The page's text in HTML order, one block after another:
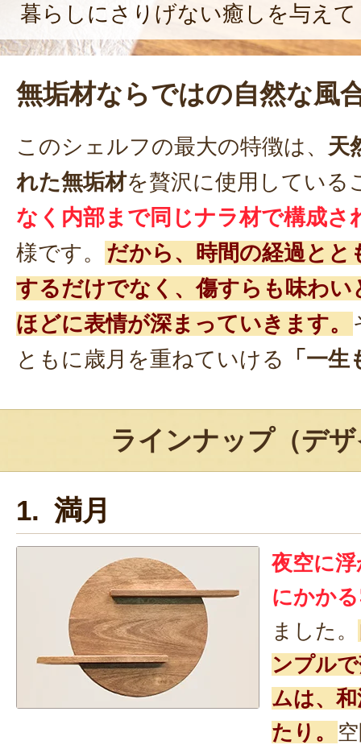
暮らしにさりげない癒しを与え
無垢材ならではの自然な風
このシェルフの最大の特徴は、 天
れた無垢材を贅沢に使用している
なく内部まで同じナラ材で構成さ
様です。 だから、時間の経過とと
するだけでなく、傷すらも味わい
ほどに表情が深まっていきます。
ともに歳月を重ねていける
「一
ラインナップ（デ
1. 満月
夜空に
にかか
ました。
ンプル
ムは、
たり。